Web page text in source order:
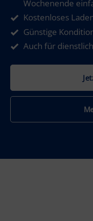
Wochenende
Kostenloses
Günstige
Auch für